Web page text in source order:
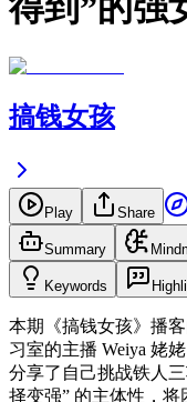
搞钱女孩
Play Share
Summary
Keywords
本期《搞钱女孩》播
习室的主播 Weiya 姥
分享了自己挑战铁人
择变强” 的主体性，